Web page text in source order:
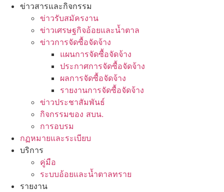
ข่าวสารและกิจกรรม
ข่าวรับสมัครงาน
ข่าวเศรษฐกิจอ้อยและน้ำตาล
ข่าวการจัดซื้อจัดจ้าง
แผนการจัดซื้อจัดจ้าง
ประกาศการจัดซื้อจัดจ้าง
ผลการจัดซื้อจัดจ้าง
รายงานการจัดซื้อจัดจ้าง
ข่าวประชาสัมพันธ์
กิจกรรมของ สบน.
การอบรม
กฏหมายและระเบียบ
บริการ
คู่มือ
ระบบอ้อยและน้ำตาลทราย
รายงาน